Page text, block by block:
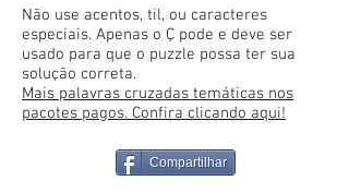
Não use acentos, til, ou caracteres
especiais. Apenas o Ç pode e deve ser
usado para que o puzzle possa ter sua
solução correta.
Mais palavras cruzadas temáticas nos
pacotes pagos. Confira clicando aqui!
Compartilhar